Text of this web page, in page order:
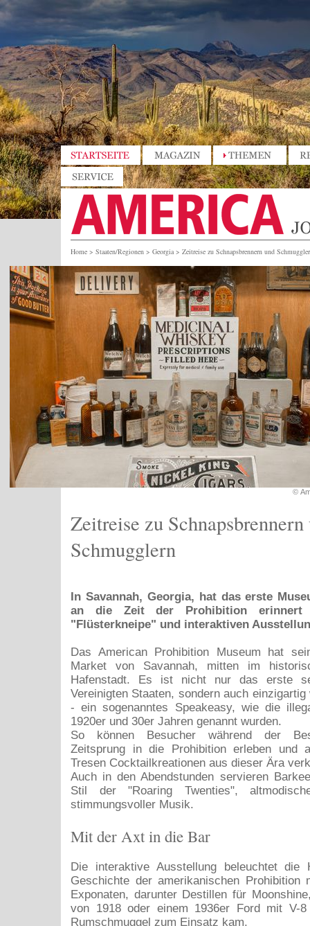
Home > Staaten/Regionen > Georgia > Zeitreise zu Schnapsbrennern und
©
Zeitreise zu Schnapsbrennern
Schmugglern
In Savannah, Georgia, hat das erste
an die Zeit der Prohibition
"Flüsterkneipe" und interaktiven
Das American Prohibition Museum hat
Market von Savannah, mitten im
Hafenstadt. Es ist nicht nur das erste
Vereinigten Staaten, sondern auch
- ein sogenanntes Speakeasy, wie die
1920er und 30er Jahren genannt wurden.
So können Besucher während der
Zeitsprung in die Prohibition erleben und
Tresen Cocktailkreationen aus dieser Ära
Auch in den Abendstunden servieren
Stil der "Roaring Twenties",
stimmungsvoller Musik.
Mit der Axt in die Bar
Die interaktive Ausstellung beleuchtet die
Geschichte der amerikanischen Prohibition
Exponaten, darunter Destillen für
von 1918 oder einem 1936er Ford mit V-
Rumschmuggel zum Einsatz kam.